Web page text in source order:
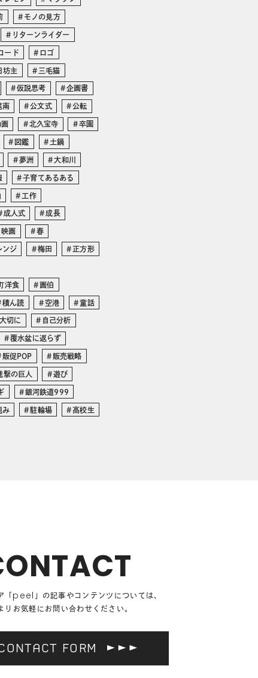
モノの見方
リターンライダー
ード ロゴ
坊主 三毛猫
仮説思考 企画書
南 公文式 公転
画 北久宝寺 卒園
図鑑 土鍋
夢洲 大和川
子育てあるある
工作
成人式 成長
映画 春
ンジ 梅田 正方形
洋食 画伯
積ん読 空港 童話
切に 自己分析
覆水盆に返らず
販促POP 販売戦略
撃の巨人 遊び
銀河鉄道999
み 駐輪場 高校生
「 peel 」の記事や コンテンツについては、
りお気軽にお問い合わせください。
FORM